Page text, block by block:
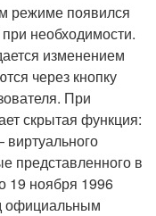
режиме появился
необходимости.
изменением
через кнопку
При
скрытая функция:
представленного в
19 ноября 1996
официальным